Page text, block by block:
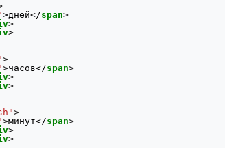
>дней</span>
>
>
>
>часов</span>
>
>
>
>минут</span>
>
>